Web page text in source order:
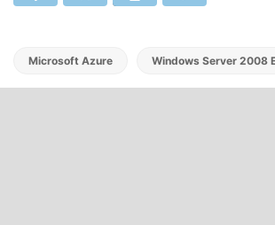
Microsoft Azure Windows Server 2008